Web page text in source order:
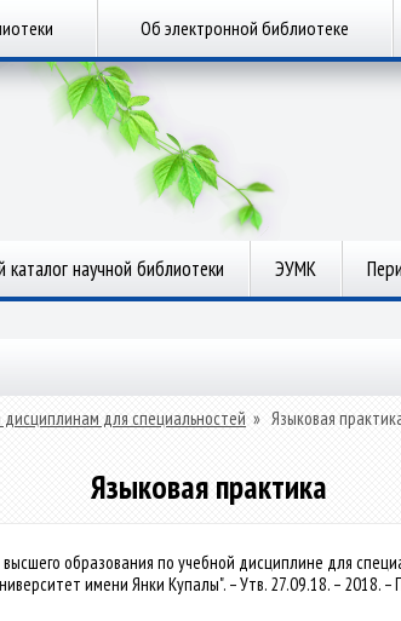
Об электронной библиотеке
каталог научной библиотеки ЭУМК
для специальностей » Языковая
Языковая практика
образования по учебной дисциплине для
имени Янки Купалы". – Утв. 27.09.18. – 2018.